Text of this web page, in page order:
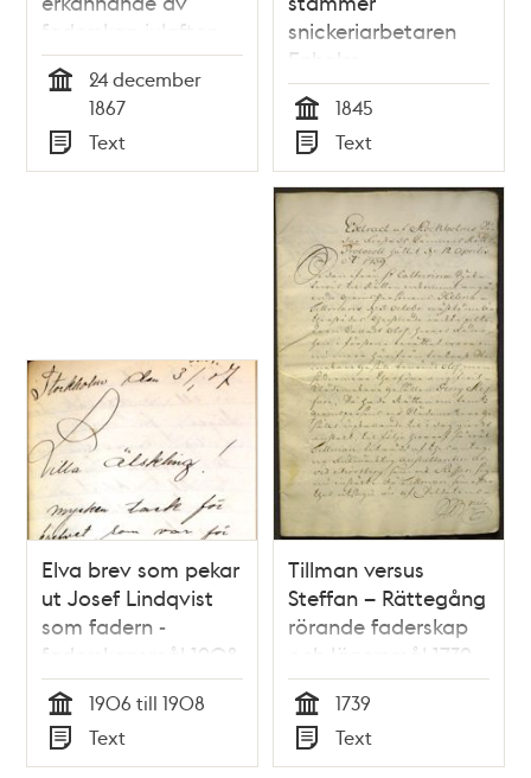
faderskap julafton
1867
24 december
1867
Typ
Text
snickeriarbetaren
Enholm -
faderskapsmål
Tid
1845
Typ
Text
Elva brev som pekar
ut Josef Lindqvist
som fadern -
faderskapsmål 1908
Tid
1906 till 1908
Typ
Text
Tillman versus
Steffan – Rättegång
rörande faderskap
och lägersmål 1739
Tid
1739
Typ
Text